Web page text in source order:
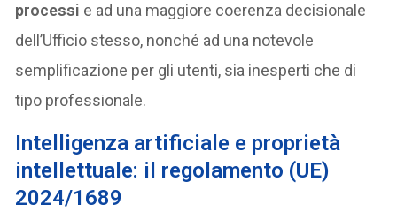
processi e ad una maggiore coerenza decisionale
dell’Ufficio stesso, nonché ad una notevole
semplificazione per gli utenti, sia inesperti che di
tipo professionale.
Intelligenza artificiale e proprietà
intellettuale: il regolamento (UE)
2024/1689